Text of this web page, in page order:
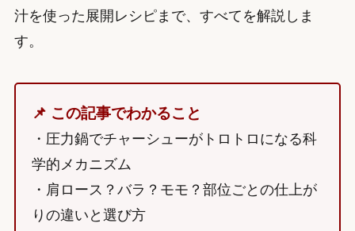
汁を使った展開レシピまで、すべてを解説しま
す。
📌 この記事でわかること
・圧力鍋でチャーシューがトロトロになる科
学的メカニズム
・肩ロース？バラ？モモ？部位ごとの仕上が
りの違いと選び方